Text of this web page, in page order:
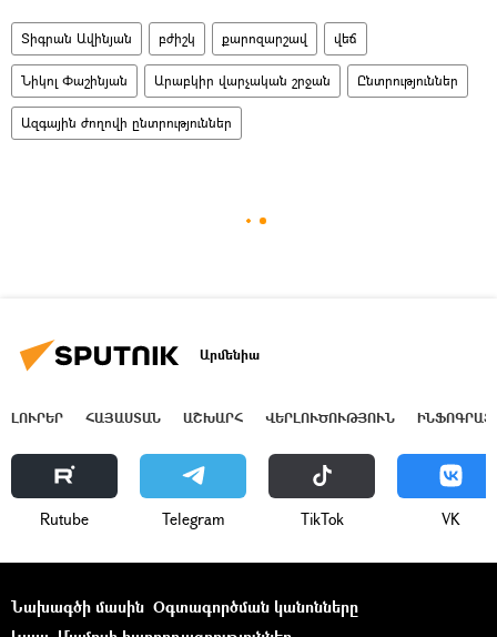
Տիգրան Ավինյան բժիշկ քարոզարշավ վեճ
Նիկոլ Փաշինյան Արաբկիր վարչական շրջան Ընտրություններ
Ազգային ժողովի ընտրություններ
Արմենիա
ԼՈՒՐԵՐ ՀԱՅԱՍՏԱՆ ԱՇԽԱՐՀ ՎԵՐԼՈՒԾՈՒԹՅՈՒՆ
Rutube Telegram ТikТоk VK
Նախագծի մասին Օգտագործման կանոնները